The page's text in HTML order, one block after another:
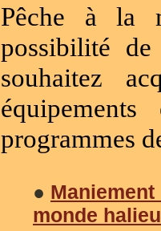
Pêche à la
possibilité
souhaitez
programmes
●
monde